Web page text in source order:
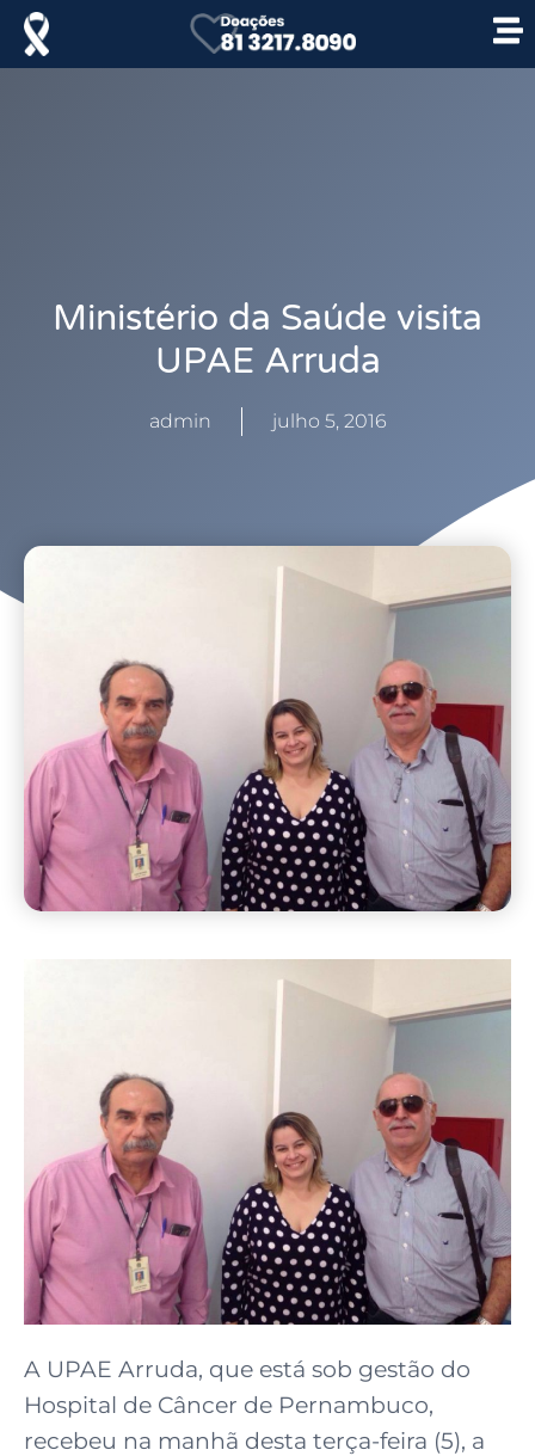
Ministério da Saúde visita
UPAE Arruda
admin julho 5, 2016
A UPAE Arruda, que está sob gestão do
Hospital de Câncer de Pernambuco,
recebeu na manhã desta terça-feira (5), a